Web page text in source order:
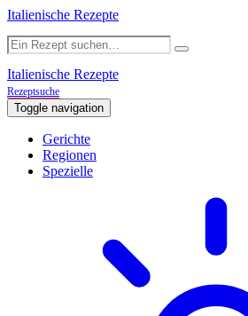
Italienische Rezepte
Italienische Rezepte
Rezeptsuche
Toggle navigation
Gerichte
Regionen
Spezielle